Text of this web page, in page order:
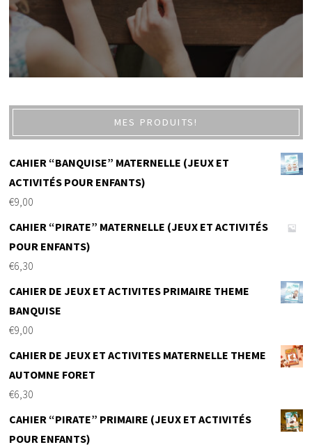
MES PRODUITS!
CAHIER “BANQUISE” MATERNELLE (JEUX ET
ACTIVITÉS POUR ENFANTS)
€9,00
CAHIER “PIRATE” MATERNELLE (JEUX ET ACTIVITÉS
POUR ENFANTS)
€6,30
CAHIER DE JEUX ET ACTIVITES PRIMAIRE THEME
BANQUISE
€9,00
CAHIER DE JEUX ET ACTIVITES MATERNELLE THEME
AUTOMNE FORET
€6,30
CAHIER “PIRATE” PRIMAIRE (JEUX ET ACTIVITÉS
POUR ENFANTS)